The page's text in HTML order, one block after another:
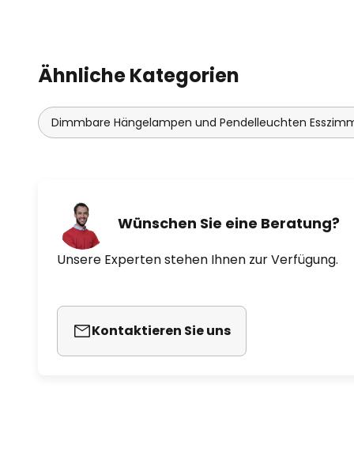
Ähnliche Kategorien
Dimmbare Hängelampen und Pendelleuchten
Wünschen Sie eine Beratung?
Unsere Experten stehen Ihnen zur Verfügung.
Kontaktieren Sie uns